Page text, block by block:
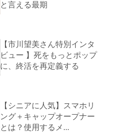
と言える最期
【市川望美さん特別インタ
ビュー 】死をもっとポップ
に、終活を再定義する
【シニアに人気】スマホリ
ング＋キャップオープナー
とは？使用するメ...